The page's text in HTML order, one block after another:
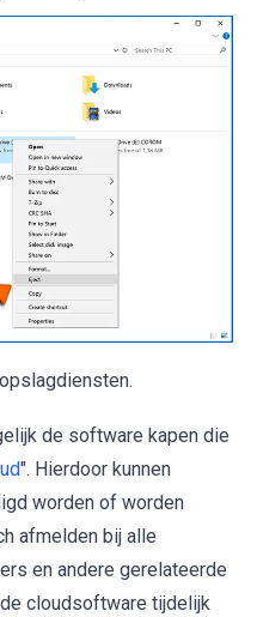
de software kapen die
". Hierdoor kunnen
worden of worden
afmelden bij alle
en andere gerelateerde
cloudsoftware tijdelijk